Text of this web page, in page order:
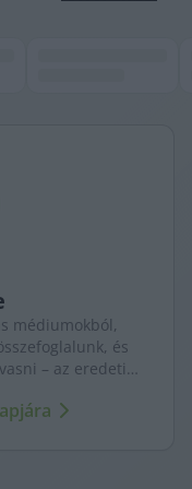
médiumokból,
és
– az eredeti